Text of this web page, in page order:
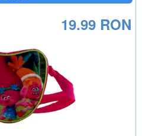
19.99 RON